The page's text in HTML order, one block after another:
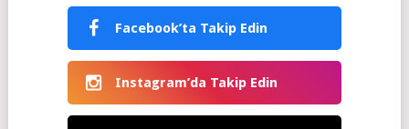
Facebook’ta Takip Edin
Instagram’da Takip Edin